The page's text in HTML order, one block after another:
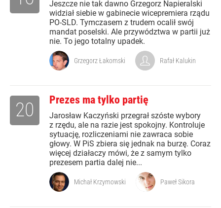
Jeszcze nie tak dawno Grzegorz Napieralski
widział siebie w gabinecie wicepremiera rządu
PO-SLD. Tymczasem z trudem ocalił swój
mandat poselski. Ale przywództwa w partii już
nie. To jego totalny upadek.
Grzegorz Łakomski Rafał Kalukin
Prezes ma tylko partię
Jarosław Kaczyński przegrał szóste wybory
z rzędu, ale na razie jest spokojny. Kontroluje
sytuację, rozliczeniami nie zawraca sobie
głowy. W PiS zbiera się jednak na burzę. Coraz
więcej działaczy mówi, że z samym tylko
prezesem partia dalej nie...
20
Michał Krzymowski Paweł Sikora